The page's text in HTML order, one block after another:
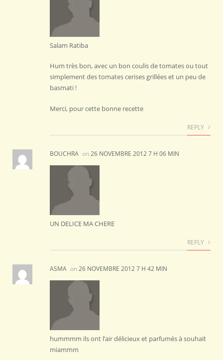
Salam Ratiba
Hum très bon, avec un bon coulis de tomates ou tout
simplement des tomates cerises grillées et un peu de
basmati !
Merci, pour cette bonne recette
REPLY
BOUCHRA on26 NOVEMBRE 2012 7 H 06 MIN
UN DELICE MA CHERE
REPLY
ASMA on26 NOVEMBRE 2012 7 H 42 MIN
hummmm ils ont l’air délicieux et parfumés à souhait
miammm